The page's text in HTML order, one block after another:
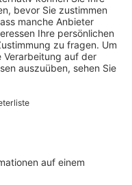
12:42
als drei Jahren
gegeben
für einen